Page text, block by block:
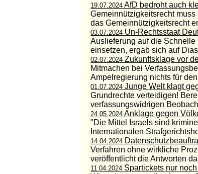
19.07.2024 AfD bedroht auch
Gemeinnützigkeitsrecht
das Gemeinnützigkeitsrecht
03.07.2024 Un-Rechtsstaat
Auslieferung auf die
einsetzen, ergab sich auf
02.07.2024 Zukunftsklage vor
Mitmachen bei
Ampelregierung nichts für
01.07.2024 Junge Welt klagt
Grundrechte verteidigen!
verfassungswidrigen
24.05.2024 Anklage gegen
"Die Mittel Israels sind
Internationalen
14.04.2024
Verfahren ohne wirkliche
veröffentlicht die Antworten
11.04.2024 Spartickets nur